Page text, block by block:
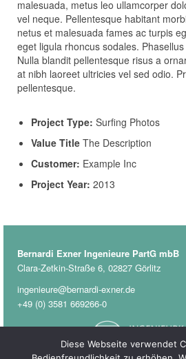
malesuada, metus leo ullamcorper
vel neque. Pellentesque habitant
netus et malesuada fames ac turpis
eget ligula rhoncus sodales.
Nulla blandit pellentesque risus a
at nibh laoreet ultricies vel sed odio.
pellentesque.
Project Type: Surfing Photos
Value Title The Description
Customer: Example Inc
Project Year: 2013
Bernardi Exner Ingenieure PartG mbB
Clara-Zetkin-Straße 6, 02827 Görlitz
ingenieure@bernardi-exner.de
+49 (0) 3581 669266-0
Diese Webseite verwendet